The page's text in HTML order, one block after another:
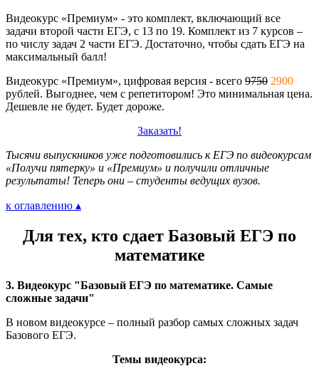
Видеокурс «Премиум» - это комплект, включающий все
задачи второй части ЕГЭ, с 13 по 19. Комплект из 7 курсов –
по числу задач 2 части ЕГЭ. Достаточно, чтобы сдать ЕГЭ на
максимальный балл!
Видеокурс «Премиум», цифровая версия - всего 9750 2900
рублей. Выгоднее, чем с репетитором! Это минимальная цена.
Дешевле не будет. Будет дороже.
Заказать!
Тысячи выпускников уже подготовились к ЕГЭ по видеокурсам
«Получи пятерку» и «Премиум» и получили отличные
результаты! Теперь они – студенты ведущих вузов.
к оглавлению ▴
Для тех, кто сдает Базовый ЕГЭ по
математике
3. Видеокурс "Базовый ЕГЭ по математике. Самые
сложные задачи"
В новом видеокурсе – полный разбор самых сложных задач
Базового ЕГЭ.
Темы видеокурса: